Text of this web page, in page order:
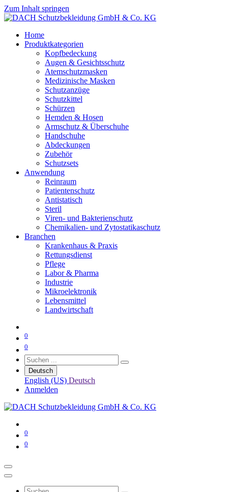
Zum Inhalt springen
Home
Produktkategorien
Kopfbedeckung
Augen & Gesichtsschutz
Atemschutzmasken
Medizinische Masken
Schutzanzüge
Schutzkittel
Schürzen
Hemden & Hosen
Armschutz & Überschuhe
Handschuhe
Abdeckungen
Zubehör
Schutzsets
Anwendung
Reinraum
Patientenschutz
Antistatisch
Steril
Viren- und Bakterienschutz
Chemikalien- und Zytostatikaschutz
Branchen
Krankenhaus & Praxis
Rettungsdienst
Pflege
Labor & Pharma
Industrie
Mikroelektronik
Lebensmittel
Landwirtschaft
0
0
Deutsch
English (US) Deutsch
Anmelden
0
0